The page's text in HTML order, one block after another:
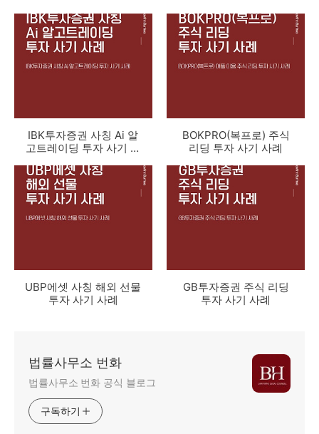
IBK투자증권 사칭 Ai 알
고트레이딩 투자 사기 사
BOKPRO(복프로) 주식
리딩 투자 사기 사례
UBP에셋 사칭 해외 선물
투자 사기 사례
GB투자증권 주식 리딩
투자 사기 사례
법률사무소 번화
법률사무소 번화 공식 블로그
구독하기